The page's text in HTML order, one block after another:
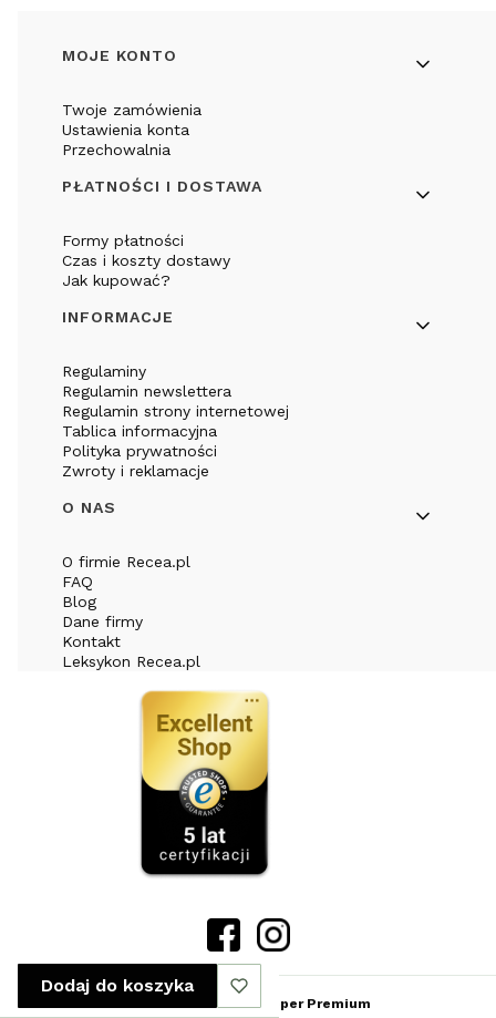
Linki w stopce
MOJE KONTO
Twoje zamówienia
Ustawienia konta
Przechowalnia
PŁATNOŚCI I DOSTAWA
Formy płatności
Czas i koszty dostawy
Jak kupować?
INFORMACJE
Regulaminy
Regulamin newslettera
Regulamin strony internetowej
Tablica informacyjna
Polityka prywatności
Zwroty i reklamacje
O NAS
O firmie Recea.pl
FAQ
Blog
Dane firmy
Kontakt
Leksykon Recea.pl
Sklep internetowyShoper Premium
Dodaj do koszyka